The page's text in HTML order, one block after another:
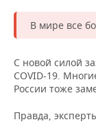
В мире все
С новой силой
COVID-19.
России тоже
Правда,